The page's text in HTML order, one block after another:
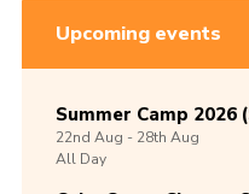
Upcoming events
Summer Camp 2026
22nd Aug -28th Aug
All Day